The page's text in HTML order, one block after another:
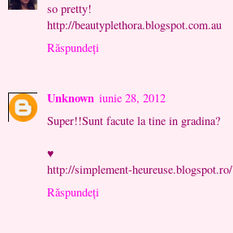
so pretty!
http://beautyplethora.blogspot.com.au
Răspundeți
Unknown iunie 28, 2012
Super!!Sunt facute la tine in gradina?
♥
http://simplement-heureuse.blogspot.ro/
Răspundeți